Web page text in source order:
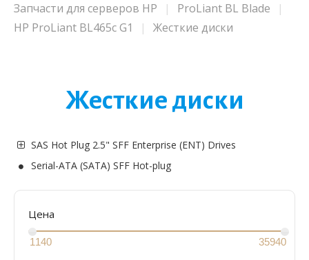
Запчасти для серверов HP
ProLiant BL Blade
HP ProLiant BL465c G1
Жесткие диски
Жесткие диски
SAS Hot Plug 2.5" SFF Enterprise (ENT) Drives
Serial-ATA (SATA) SFF Hot-plug
Цена